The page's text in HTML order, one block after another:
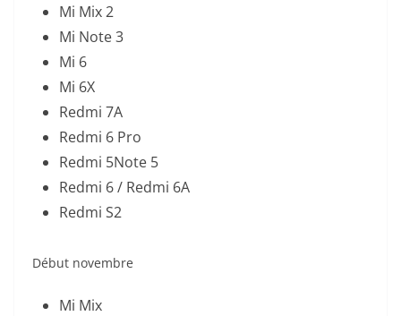
Mi Mix 2
Mi Note 3
Mi 6
Mi 6X
Redmi 7A
Redmi 6 Pro
Redmi 5Note 5
Redmi 6 / Redmi 6A
Redmi S2
Début novembre
Mi Mix